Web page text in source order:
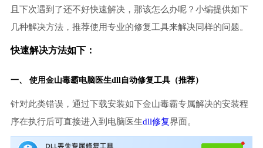
且下次遇到了还不好快速解决，那该怎么办呢？小编提供如下
几种解决方法，推荐使用专业的修复工具来解决同样的问题。
快速解决方法如下：
一、 使用金山毒霸电脑医生dll自动修复工具（推荐）
针对此类错误，通过下载安装如下金山毒霸专属解决的安装程
序在执行后可直接进入到电脑医生dll修复界面。